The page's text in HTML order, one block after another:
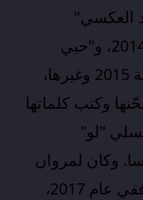
العكسي"
لمسلسل "لعبة الموت" سنة 2014، و"حبي
الأناني" لمسلسل "تشيلو" سنة 2015 وغيرها،
وكتب كلماتها
"لو"
وكان لمروان
خوري تجربة بتقديم البرامج، ففي عام 2017،